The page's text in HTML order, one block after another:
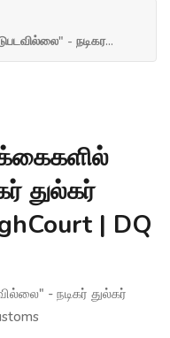
- நடிகர...
துல்கர்
| DQ
- நடிகர் துல்கர்